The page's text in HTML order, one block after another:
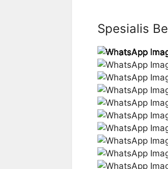
Spesialis